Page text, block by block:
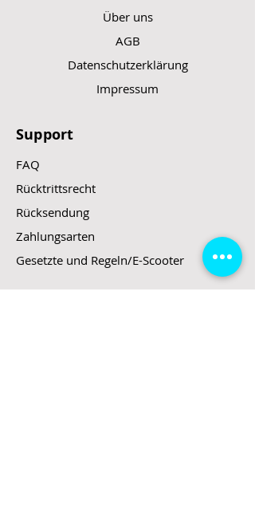
Über uns
AGB
Datenschutzerklärung
Impressum
Support
FAQ
Rücktrittsrecht
Rücksendung
Zahlungsarten
Gesetzte und Regeln/E-Scooter